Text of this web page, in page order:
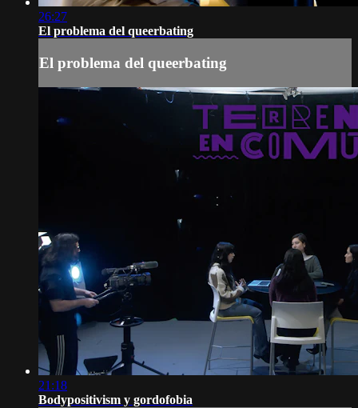
26:27
El problema del queerbating
El problema del queerbating
21:18
Bodypositivism y gordofobia